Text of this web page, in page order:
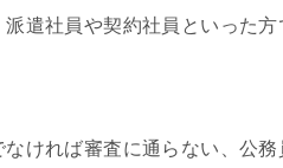
遣社員や契約社員といった
ければ審査に通らない、公